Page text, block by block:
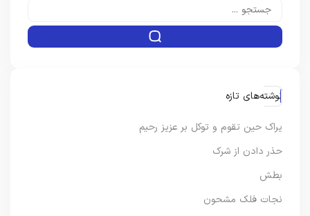
نوشته‌های تازه
یراک حین تقوم و توکل بر عزیز رحیم
حذر دادن از شرک
بطش
نجات فلک مشحون